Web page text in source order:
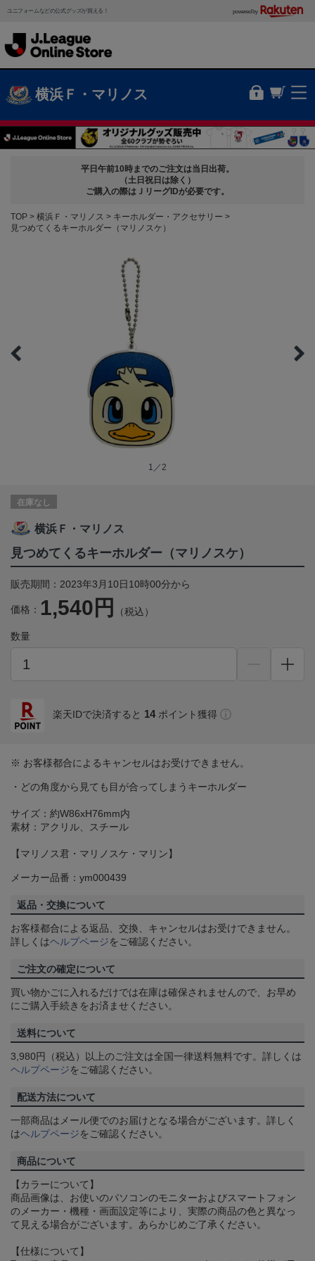
ユニフォームなどの公式グッズが買える！ powered by
横浜Ｆ・マリノス
平日午前10時までのご注文は当日出荷。
（土日祝日は除く）
ご購入の際はＪリーグIDが必要です。
TOP 横浜Ｆ・マリノス
キーホルダー・アクセサリー
見つめてくるキーホルダー（マリノスケ）
1／2
在庫なし
横浜Ｆ・マリノス
見つめてくるキーホルダー（マリノスケ）
販売期間：2023年3月10日10時00分から
価格： 1,540円 （税込）
数量
楽天IDで決済すると 14 ポイント獲得
※ お客様都合によるキャンセルはお受けできません。
・どの角度から見ても目が合ってしまうキーホルダー
サイズ：約W86xH76mm内
素材：アクリル、スチール
【マリノス君・マリノスケ・マリン】
メーカー品番：ym000439
返品・交換について
お客様都合による返品、交換、キャンセルはお受けできません。
詳しくはヘルプページをご確認ください。
ご注文の確定について
買い物かごに入れるだけでは在庫は確保されませんので、お早め
にご購入手続きをお済ませください。
送料について
3,980円（税込）以上のご注文は全国一律送料無料です。詳しくは
ヘルプページをご確認ください。
配送方法について
一部商品はメール便でのお届けとなる場合がございます。詳しく
はヘルプページをご確認ください。
商品について
【カラーについて】
商品画像は、お使いのパソコンのモニターおよびスマートフォン
のメーカー・機種・画面設定等により、実際の商品の色と異なっ
て見える場合がございます。あらかじめご了承ください。
【仕様について】